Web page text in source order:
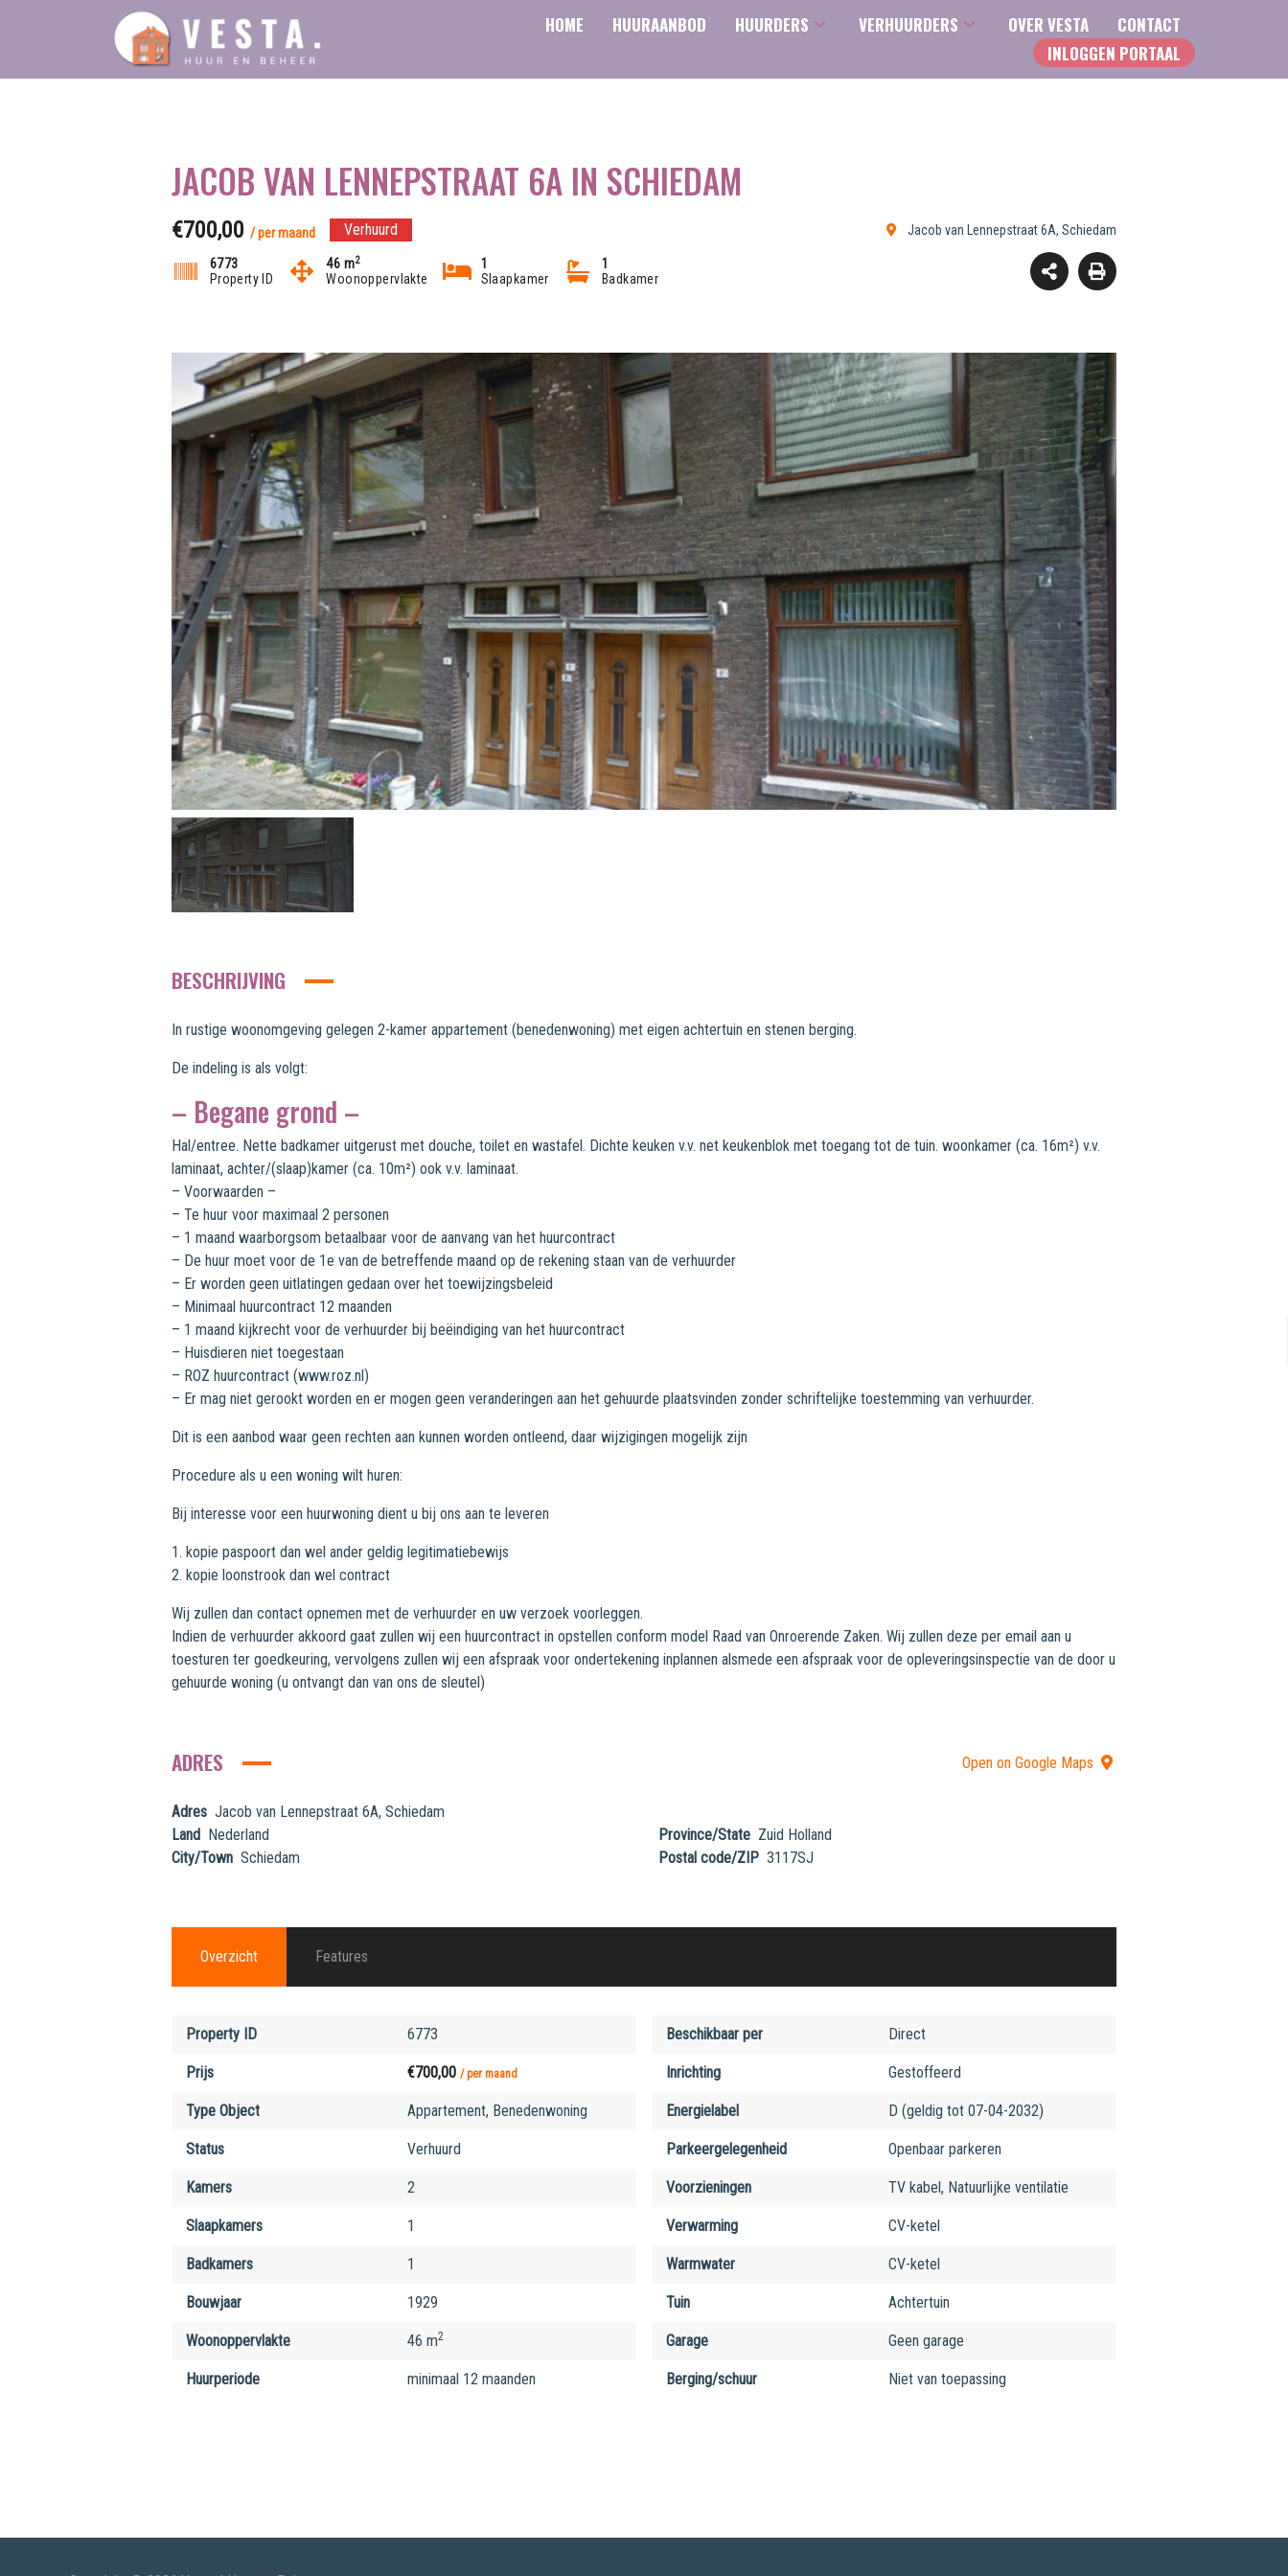
inhoud
HOME HUURAANBOD HUURDERS VERHUURDERS OVER VESTA
CONTACT
INLOGGEN PORTAAL
JACOB VAN LENNEPSTRAAT 6A IN SCHIEDAM
€700,00 / per maand Verhuurd Jacob van Lennepstraat 6A, Schiedam
6773
Property ID
46 m2
Woonoppervlakte
1
Slaapkamer
1
Badkamer
BESCHRIJVING
In rustige woonomgeving gelegen 2-kamer appartement (benedenwoning) met eigen achtertuin en stenen berging.
De indeling is als volgt:
– Begane grond –
Hal/entree. Nette badkamer uitgerust met douche, toilet en wastafel. Dichte keuken v.v. net keukenblok met toegang tot de tuin. woonkamer (ca. 16m²) v.v.
laminaat, achter/(slaap)kamer (ca. 10m²) ook v.v. laminaat.
– Voorwaarden –
– Te huur voor maximaal 2 personen
– 1 maand waarborgsom betaalbaar voor de aanvang van het huurcontract
– De huur moet voor de 1e van de betreffende maand op de rekening staan van de verhuurder
– Er worden geen uitlatingen gedaan over het toewijzingsbeleid
– Minimaal huurcontract 12 maanden
– 1 maand kijkrecht voor de verhuurder bij beëindiging van het huurcontract
– Huisdieren niet toegestaan
– ROZ huurcontract (www.roz.nl)
– Er mag niet gerookt worden en er mogen geen veranderingen aan het gehuurde plaatsvinden zonder schriftelijke toestemming van verhuurder.
Dit is een aanbod waar geen rechten aan kunnen worden ontleend, daar wijzigingen mogelijk zijn
Procedure als u een woning wilt huren:
Bij interesse voor een huurwoning dient u bij ons aan te leveren
1. kopie paspoort dan wel ander geldig legitimatiebewijs
2. kopie loonstrook dan wel contract
Wij zullen dan contact opnemen met de verhuurder en uw verzoek voorleggen.
Indien de verhuurder akkoord gaat zullen wij een huurcontract in opstellen conform model Raad van Onroerende Zaken. Wij zullen deze per email aan u
toesturen ter goedkeuring, vervolgens zullen wij een afspraak voor ondertekening inplannen alsmede een afspraak voor de opleveringsinspectie van de door u
gehuurde woning (u ontvangt dan van ons de sleutel)
ADRES
Adres Jacob van Lennepstraat 6A, Schiedam
Land Nederland Province/State Zuid Holland
City/Town Schiedam Postal code/ZIP 3117SJ
Open on Google Maps
Overzicht Features
Property ID 6773
Prijs €700,00/ per maand
Type Object Appartement, Benedenwoning
Status Verhuurd
Kamers 2
Slaapkamers 1
Badkamers 1
Bouwjaar 1929
Woonoppervlakte 46 m2
Huurperiode minimaal 12 maanden
Beschikbaar per Direct
Inrichting Gestoffeerd
Energielabel D (geldig tot 07-04-2032)
Parkeergelegenheid Openbaar parkeren
Voorzieningen TV kabel, Natuurlijke ventilatie
Verwarming CV-ketel
Warmwater CV-ketel
Tuin Achtertuin
Garage Geen garage
Berging/schuur Niet van toepassing